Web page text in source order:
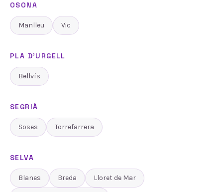
OSONA
Manlleu Vic
PLA D'URGELL
Bellvís
SEGRIÀ
Soses Torrefarrera
SELVA
Blanes Breda Lloret de Mar